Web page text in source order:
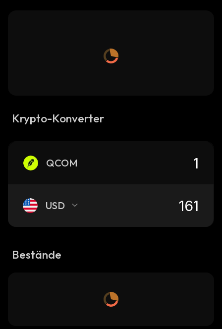
Krypto-Konverter
QCOM
USD
Bestände